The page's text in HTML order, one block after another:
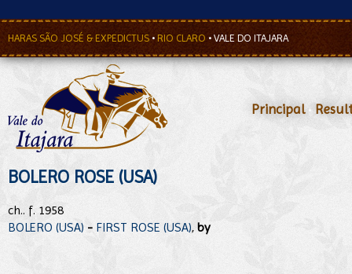
HARAS SÃO JOSÉ & EXPEDICTUS • RIO CLARO • VALE DO ITAJARA
Principal•
BOLERO ROSE (USA)
ch.. f. 1958
BOLERO (USA) - FIRST ROSE (USA), by